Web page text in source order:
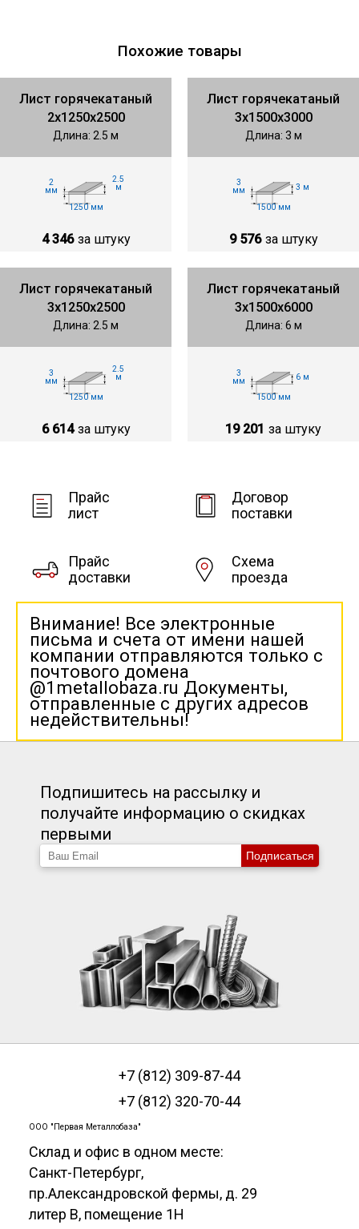
Похожие товары
Лист горячекатаный
2х1250х2500
Длина: 2.5 м
2
мм
2.5
м
1250 мм
4 346 за штуку
Лист горячекатаный
3х1500х3000
Длина: 3 м
3
мм
3 м
1500 мм
9 576 за штуку
Лист горячекатаный
3х1250х2500
Длина: 2.5 м
3
мм
2.5
м
1250 мм
6 614 за штуку
Лист горячекатаный
3х1500х6000
Длина: 6 м
3
мм
6 м
1500 мм
19 201 за штуку
Прайс
лист
Договор
поставки
Прайс
доставки
Схема
проезда
Внимание! Все электронные
письма и счета от имени нашей
компании отправляются только с
почтового домена
@1metallobaza.ru Документы,
отправленные с других адресов
недействительны!
Подпишитесь на рассылку и
получайте информацию о скидках
первыми
Подписаться
+7 (812) 309-87-44
+7 (812) 320-70-44
ООО "Первая Металлобаза"
Склад и офис в одном месте:
Санкт-Петербург,
пр.Александровской фермы, д. 29
литер В, помещение 1Н